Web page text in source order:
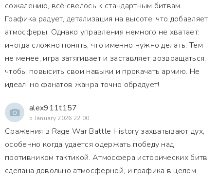
сожалению, всё свелось к стандартным битвам.
Графика радует, детализация на высоте, что добавляет
атмосферы. Однако управления немного не хватает:
иногда сложно понять, что именно нужно делать. Тем
не менее, игра затягивает и заставляет возвращаться,
чтобы повысить свои навыки и прокачать армию. Не
идеал, но фанатов жанра точно обрадует!
alex911t157
5 January 2026 22:00
Сражения в Rage War Battle History захватывают дух,
особенно когда удается одержать победу над
противником тактикой. Атмосфера исторических битв
сделана довольно атмосферной, и графика в целом